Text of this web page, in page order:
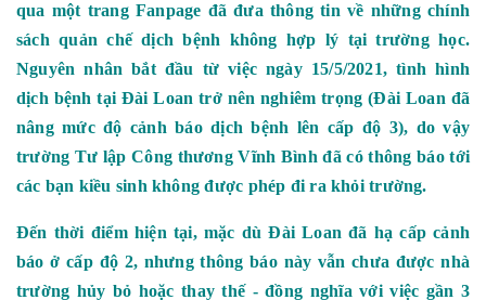
qua một trang Fanpage đã đưa thông tin về những chính
sách quản chế dịch bệnh không hợp lý tại trường học.
Nguyên nhân bắt đầu từ việc ngày 15/5/2021, tình hình
dịch bệnh tại Đài Loan trở nên nghiêm trọng (Đài Loan đã
nâng mức độ cảnh báo dịch bệnh lên cấp độ 3), do vậy
trường Tư lập Công thương Vĩnh Bình đã có thông báo tới
các bạn kiều sinh không được phép đi ra khỏi trường.
Đến thời điểm hiện tại, mặc dù Đài Loan đã hạ cấp cảnh
báo ở cấp độ 2, nhưng thông báo này vẫn chưa được nhà
trường hủy bỏ hoặc thay thế - đồng nghĩa với việc gần 3